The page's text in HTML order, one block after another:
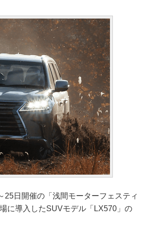
日開催の「浅間モーターフェスティ
に導入したSUVモデル「LX570」の